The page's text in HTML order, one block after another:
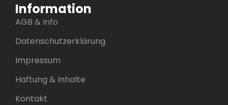
Information
AGB & Info
Datenschutzerklärung
Impressum
Haftung & Inhalte
Kontakt